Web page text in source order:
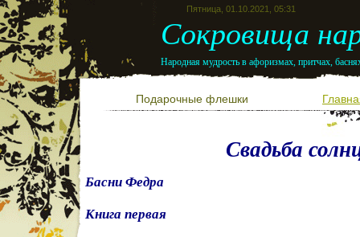
Пятница, 01.10.2021, 05:31
Сокровища
Народная мудрость в афоризмах, притчах,
Подарочные флешки
Свадьба
Басни Федра
Книга первая